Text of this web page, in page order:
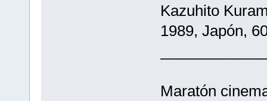
Kazuhito
1989, Japón,
Maratón